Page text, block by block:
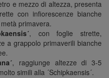
e mezzo di altezza, presenta
con infiorescenze bianche
primavera.
, con foglie strette,
a grappolo primaverili bianche
, raggiunge altezze di 3-5
simili alla ´Schipkaensis´.